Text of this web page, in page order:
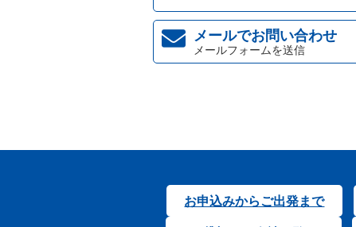
メールでお問い合わせ
メールフォームを送信
お申込みからご出発まで